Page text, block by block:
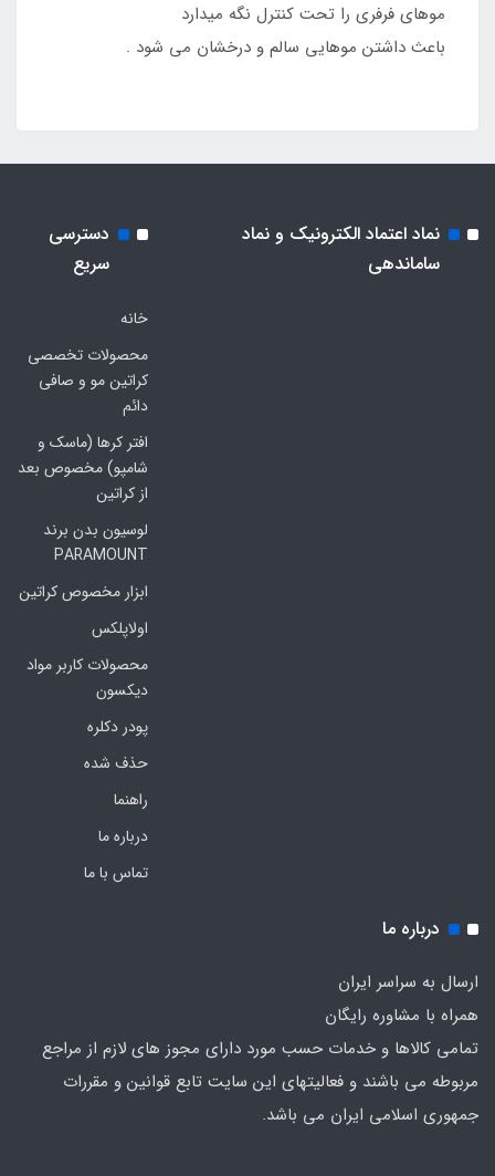
موهای فرفری را تحت کنترل نگه میدارد
باعث داشتن موهایی سالم و درخشان می شود .
نماد اعتماد الکترونیک و نماد
ساماندهی
دسترسی
سریع
خانه
محصولات تخصصی
کراتین مو و صافی
دائم
افتر کرها (ماسک و
شامپو) مخصوص بعد
از کراتین
لوسیون بدن برند
PARAMOUNT
ابزار مخصوص کراتین
اولاپلکس
محصولات کاربر مواد
دیکسون
پودر دکلره
حذف شده
راهنما
درباره ما
تماس با ما
درباره ما
ارسال به سراسر ایران
همراه با مشاوره رایگان
تمامی کالاها و خدمات حسب مورد دارای مجوز های لازم از مراجع
مربوطه می باشند و فعالیتهای این سایت تابع قوانین و مقررات
جمهوری اسلامی ایران می باشد.